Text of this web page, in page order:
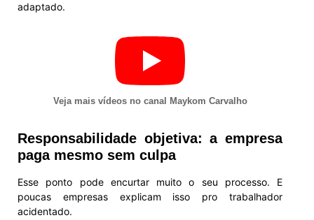
adaptado.
Veja mais vídeos no canal Maykom Carvalho
Responsabilidade objetiva: a empresa
paga mesmo sem culpa
Esse ponto pode encurtar muito o seu processo. E
poucas empresas explicam isso pro trabalhador
acidentado.